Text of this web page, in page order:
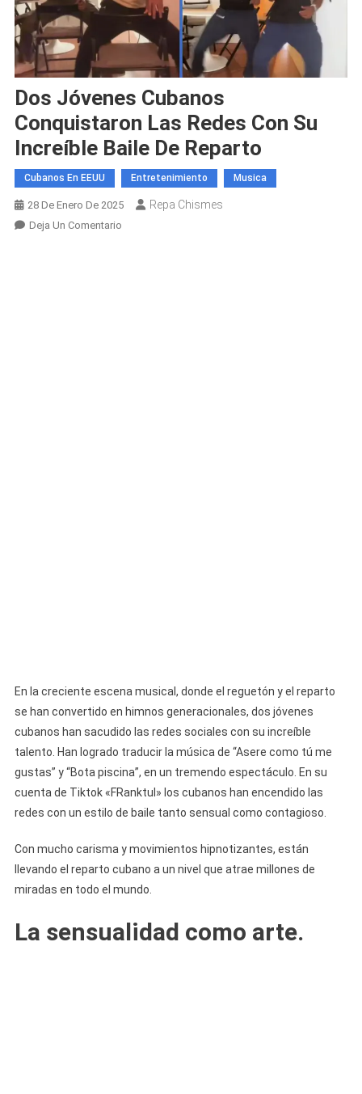
Dos Jóvenes Cubanos
Conquistaron Las Redes Con Su
Increíble Baile De Reparto
Cubanos En EEUU Entretenimiento Musica
28 De Enero De 2025 Repa Chismes
Deja Un ComentarioEn
En la creciente escena musical, donde el reguetón y el reparto
se han convertido en himnos generacionales, dos jóvenes
cubanos han sacudido las redes sociales con su increíble
talento. Han logrado traducir la música de “Asere como tú me
gustas” y “Bota piscina”, en un tremendo espectáculo. En su
cuenta de Tiktok «FRanktul» los cubanos han encendido las
redes con un estilo de baile tanto sensual como contagioso.
Con mucho carisma y movimientos hipnotizantes, están
llevando el reparto cubano a un nivel que atrae millones de
miradas en todo el mundo.
La sensualidad como arte.